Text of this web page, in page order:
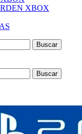
XBOX
Buscar
Buscar